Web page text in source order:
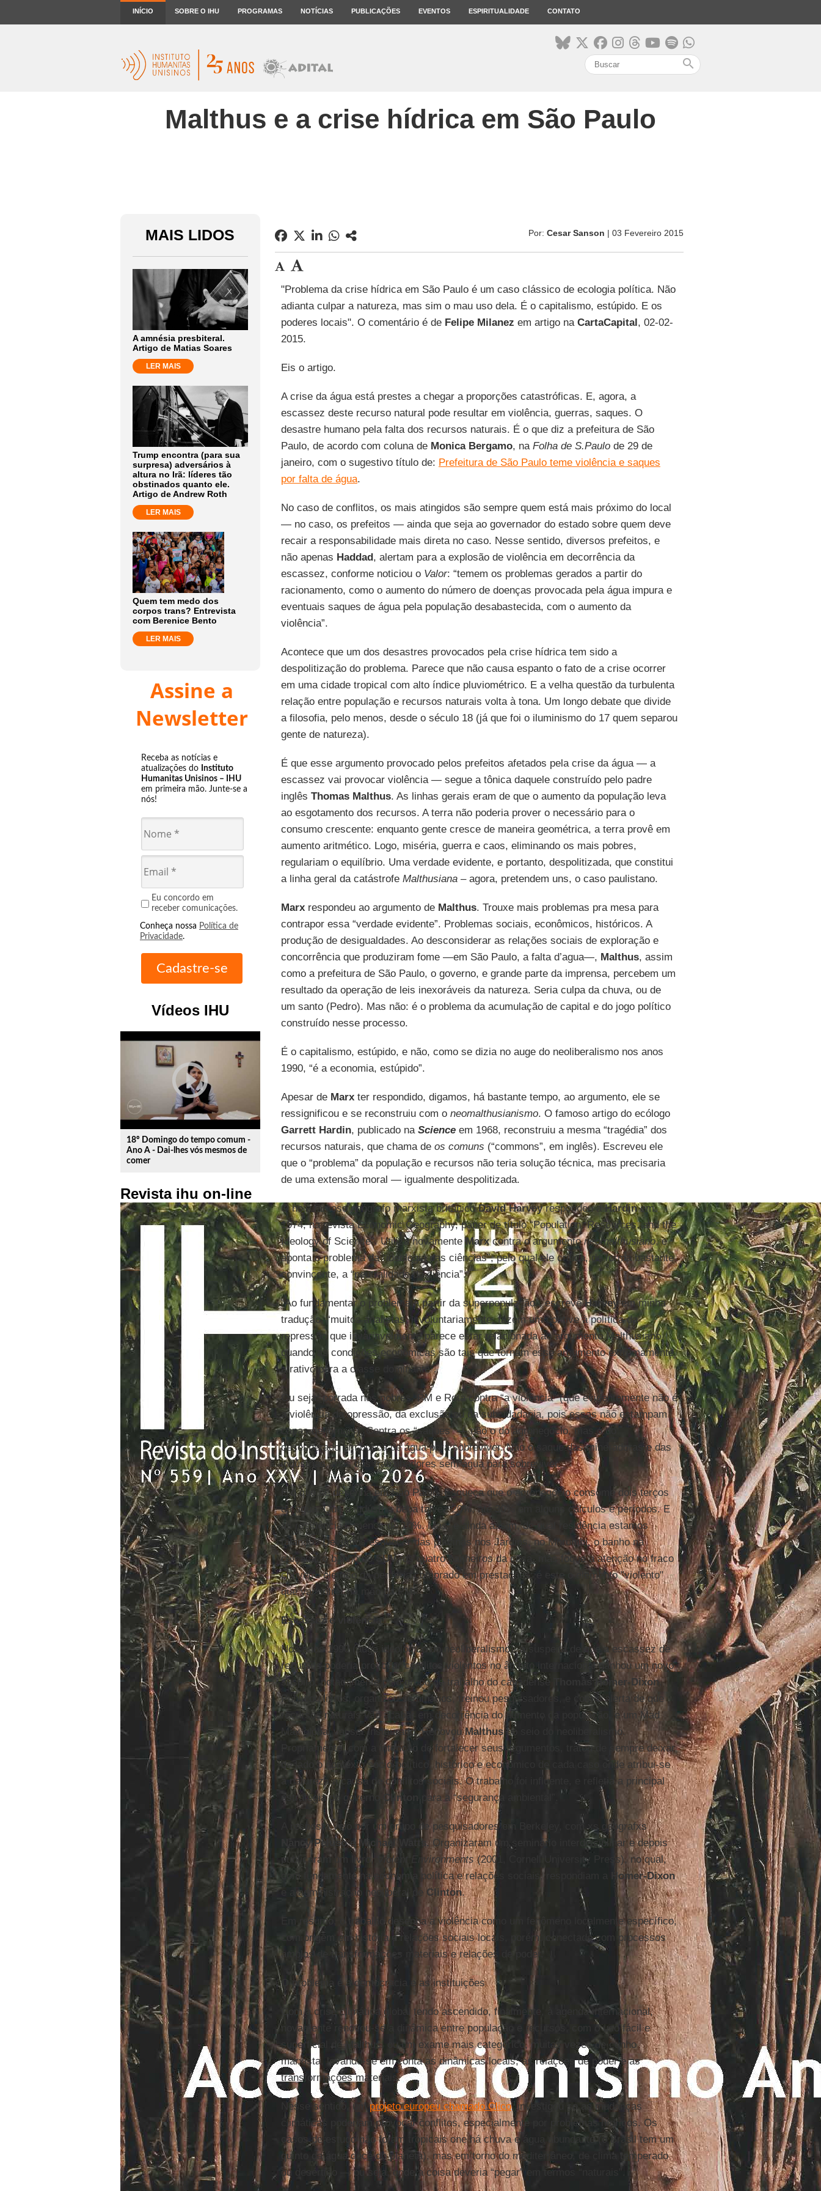
INÍCIO SOBRE O IHU PROGRAMAS NOTÍCIAS PUBLICAÇÕES EVENTOS ESPIRITUALIDADE CONTATO
search
Malthus e a crise hídrica em São Paulo
MAIS LIDOS
A amnésia presbiteral.
Artigo de Matias Soares
LER MAIS
Trump encontra (para sua
surpresa) adversários à
altura no Irã: líderes tão
obstinados quanto ele.
Artigo de Andrew Roth
LER MAIS
Quem tem medo dos
corpos trans? Entrevista
com Berenice Bento
LER MAIS
Assine a
Newsletter
Receba as notícias e
atualizações do Instituto
Humanitas Unisinos – IHU
em primeira mão. Junte-se a
nós!
Eu concordo em
receber comunicações.
Conheça nossa Política de
Privacidade.
Vídeos IHU
play_circle_outline
18º Domingo do tempo comum -
Ano A - Dai-lhes vós mesmos de
comer
Revista ihu on-line
Por: Cesar Sanson | 03 Fevereiro 2015
"Problema da crise hídrica em São Paulo é um caso clássico de ecologia política. Não
adianta culpar a natureza, mas sim o mau uso dela. É o capitalismo, estúpido. E os
poderes locais". O comentário é de Felipe Milanez em artigo na CartaCapital, 02-02-
2015.
Eis o artigo.
A crise da água está prestes a chegar a proporções catastróficas. E, agora, a
escassez deste recurso natural pode resultar em violência, guerras, saques. O
desastre humano pela falta dos recursos naturais. É o que diz a prefeitura de São
Paulo, de acordo com coluna de Monica Bergamo, na Folha de S.Paulode 29 de
janeiro, com o sugestivo título de: Prefeitura de São Paulo teme violência e saques
por falta de água.
No caso de conflitos, os mais atingidos são sempre quem está mais próximo do local
— no caso, os prefeitos — ainda que seja ao governador do estado sobre quem deve
recair a responsabilidade mais direta no caso. Nesse sentido, diversos prefeitos, e
não apenas Haddad, alertam para a explosão de violência em decorrência da
escassez, conforme noticiou o Valor: “temem os problemas gerados a partir do
racionamento, como o aumento do número de doenças provocada pela água impura e
eventuais saques de água pela população desabastecida, com o aumento da
violência”.
Acontece que um dos desastres provocados pela crise hídrica tem sido a
despolitização do problema. Parece que não causa espanto o fato de a crise ocorrer
em uma cidade tropical com alto índice pluviométrico. E a velha questão da turbulenta
relação entre população e recursos naturais volta à tona. Um longo debate que divide
a filosofia, pelo menos, desde o século 18 (já que foi o iluminismo do 17 quem separou
gente de natureza).
É que esse argumento provocado pelos prefeitos afetados pela crise da água — a
escassez vai provocar violência — segue a tônica daquele construído pelo padre
inglês Thomas Malthus. As linhas gerais eram de que o aumento da população leva
ao esgotamento dos recursos. A terra não poderia prover o necessário para o
consumo crescente: enquanto gente cresce de maneira geométrica, a terra provê em
aumento aritmético. Logo, miséria, guerra e caos, eliminando os mais pobres,
regulariam o equilíbrio. Uma verdade evidente, e portanto, despolitizada, que constitui
a linha geral da catástrofe Malthusiana– agora, pretendem uns, o caso paulistano.
Marxrespondeu ao argumento de Malthus. Trouxe mais problemas pra mesa para
contrapor essa “verdade evidente”. Problemas sociais, econômicos, históricos. A
produção de desigualdades. Ao desconsiderar as relações sociais de exploração e
concorrência que produziram fome —em São Paulo, a falta d’agua—, Malthus, assim
como a prefeitura de São Paulo, o governo, e grande parte da imprensa, percebem um
resultado da operação de leis inexoráveis da natureza. Seria culpa da chuva, ou de
um santo (Pedro). Mas não: é o problema da acumulação de capital e do jogo político
construído nesse processo.
É o capitalismo, estúpido, e não, como se dizia no auge do neoliberalismo nos anos
1990, “é a economia, estúpido”.
Apesar de Marxter respondido, digamos, há bastante tempo, ao argumento, ele se
ressignificou e se reconstruiu com o neomalthusianismo. O famoso artigo do ecólogo
Garrett Hardin, publicado na Science em 1968, reconstruiu a mesma “tragédia” dos
recursos naturais, que chama de os comuns (“commons”, em inglês). Escreveu ele
que o “problema” da população e recursos não teria solução técnica, mas precisaria
de uma extensão moral — igualmente despolitizada.
O hoje famoso geógrafo marxista britânicoDavid Harveyrespondeu aHardinem
1974, na revistaEconomic Geography, paper de título “Population, Resources, and the
Ideology of Science”. Utiliza novamente Marxcontra o argumentoneomalthusiano, e
aponta o problema da “ideologia das ciências”, pelo qual ele critica, de forma bastante
convincente, a “neutralidade da ciência”.
“Ao fundamentar o problema a partir da superpopulação”, escreveHarveyem minha
tradução, “muitos analistas, involuntariamente, fazem um contive à política da
repressão que invariavelmente parece estar relacionada ao argumento Malthusiano
quando as condições econômicas são tais que tornam esse argumento extremamente
atrativo para a classe dominante”.
Ou seja: porrada nos pobres. PM e Rota contra “a violência” (que evidentemente não é
a violência da opressão, da exclusão ou da subcidadania, pois essas não estampam
capas de jornais). Contra os “saques” — não o do agronegócio, mas o do
desesperado em busca de água para sobreviver. Não o saque das mineradoras e das
indústrias, mas dos trabalhadores sem água para sobreviver.
É o que se desenha em São Paulo. Esqueça que o agronegócio consome dois terços
da água. Que a indústria beba talvez 20%, até 30% em alguns cálculos e períodos. E
as residências, menos de 10%. Mas, e ainda assim, de qual residência estamos
falando? Devemos esquecer das piscinas nos Jardins, no Morumbi, o banho na
calçada, o banho noSUV, os quatro banheiros da casa, mas foque a atenção no fraco
chuveiro elétrico da periferia comprado em prestações: é este o elemento "violento"
que vai sofrer na mão da PM.
Escassez e violência
Nos anos 1990 (auge ideológico do neoliberalismo), a suspeita de que a escassez de
recursos poderia provocar conflitos violentos no âmbito internacional ganhou um novo
suspiro, notadamente pelo grupo de trabalho do canadense
Thomas Homer-Dixon.
Publicou livros, organizou seminários, treinou pesquisadores, e com o alerta de que
recursos naturais vão acabar em decorrência do aumento da população, e um Mad
Max global vai ser instaurado. RenovouMalthusno seio do neoliberalismo.
Propriamente, com a intenção de fortalecer seus argumentos, tratou de sempre deixar
de lado o contexto sócio-político, histórico e econômico de cada caso onde atribui-se
à natureza a causa de conflitos sociais. O trabalho foi influente, e refletia a principal
estratégia do governo
Clinton para a “segurança ambiental”.
A resposta veio por um grupo de pesquisadores em Berkeley, com xs geografxs
Nancy PelusoeMichael Watts. Organizaram um seminário interdisciplinar e depois
publicaram um livro,
Violent Environments(2001, Cornell University Press), no qual,
com fundamento na economia política e relações sociais, respondiam a
Homer-Dixon
e a administração neoliberal de Clinton.
Em resumo, o trabalho desenha a violência como um fenômeno localmente específico,
com origem em história e relações sociais locais, porém, conectado com processos
amplos de transformações materiais e relações de poder.
O problema é a democracia e as instituições
Com a crise climática global tendo ascendido, finalmente, à agenda internacional,
novamente renovou-se a dinâmica entre população e recursos, com o uso fácil e
superficial de Malthus, ou um exame mais categórico, muitas vezes de cunho
marxista, levando-se em conta as dinâmicas locais, as relações de poder e as
transformações materiais.
Nesse sentido, umprojeto europeu chamado Clico, investigou se as mudanças
climáticas poderiam provocar conflitos, especialmente por problemas hídricos. Os
casos de estudo não foram tropicais one há chuva e água abundante (o Brasil tem um
quinto da água doce do planeta), mas em torno do mediterrâneo, de clima temperado
ou desértico — ou seja, onde a coisa deveria “pegar” em termos “naturais”.